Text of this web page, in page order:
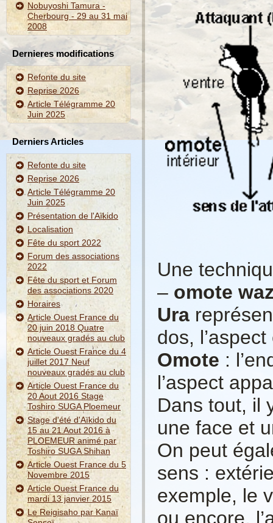
Nobuyoshi Tamura -
Cherbourg - 29 au 31 mai
2008
Dernieres modifications
Refonte du site
Reprise 2026
Article Télégramme 20
Juin 2025
Derniers Articles
Refonte du site
Reprise 2026
Article Télégramme 20
Juin 2025
Présentation de l'Aïkido
Localisation
Fête du sport 2022
Forum des associations
2022
Fête du sport et Forum
des associations 2020
Horaires
Article Ouest France du
20 juin 2018 Quatre
nouveaux gradés au club
Article Ouest France du 4
juillet 2017 Neuf
nouveaux gradés au club
Article Ouest France du
20 Aout 2016 Stage
Toshiro SUGA Ploemeur
Stage d'été d'Aïkido du
15 au 21 Aout 2016 à
PLOEMEUR animé par
Toshiro SUGA Shihan
Article Ouest France du 5
Novembre 2015
Article Ouest France du
mardi 13 janvier 2015
Le Reigisaho par Kanaï
Une
– omote
Ura
dos,
Omote :
l’aspect
Dans tout, il
une face et
On peut
sens :
exemple, le
ou encore,